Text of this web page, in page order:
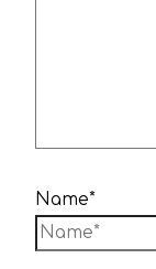
Name*